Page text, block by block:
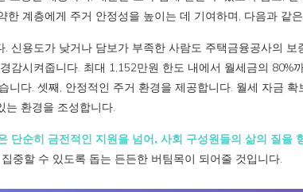
한 계층에게 주거 안정성을 높이는 데 기여하며, 다음과 같
. 신용도가 낮거나 담보가 부족한 사람도 주택금융공사의
감시켜줍니다. 최대 1,152만원 한도 내에서 월세금의 80%
니다. 셋째, 안정적인 주거 환경을 제공합니다. 월세 자금
는 환경을 조성합니다.
단순히 금전적인 지원을 넘어, 사회 구성원들의 삶의 질을
중할 수 있도록 돕는 든든한 버팀목이 되어줄 것입니다.